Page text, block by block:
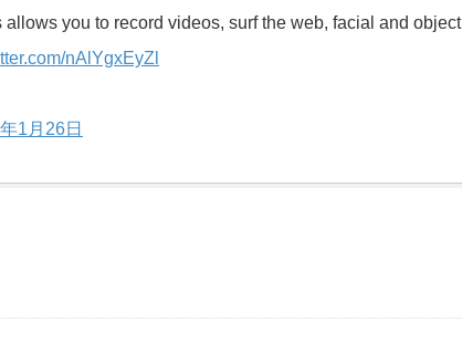
you to record videos, surf the web, facial and object
nAlYgxEyZl
1月26日